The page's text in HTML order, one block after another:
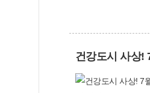
건강도시 사상!